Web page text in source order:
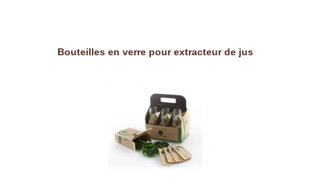
Bouteilles en verre pour extracteur de jus